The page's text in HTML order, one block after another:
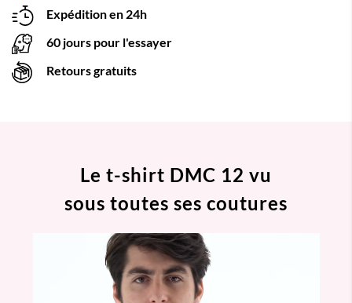
Expédition en 24h
60 jours pour l'essayer
Retours gratuits
Le t-shirt DMC 12 vu
sous toutes ses coutures